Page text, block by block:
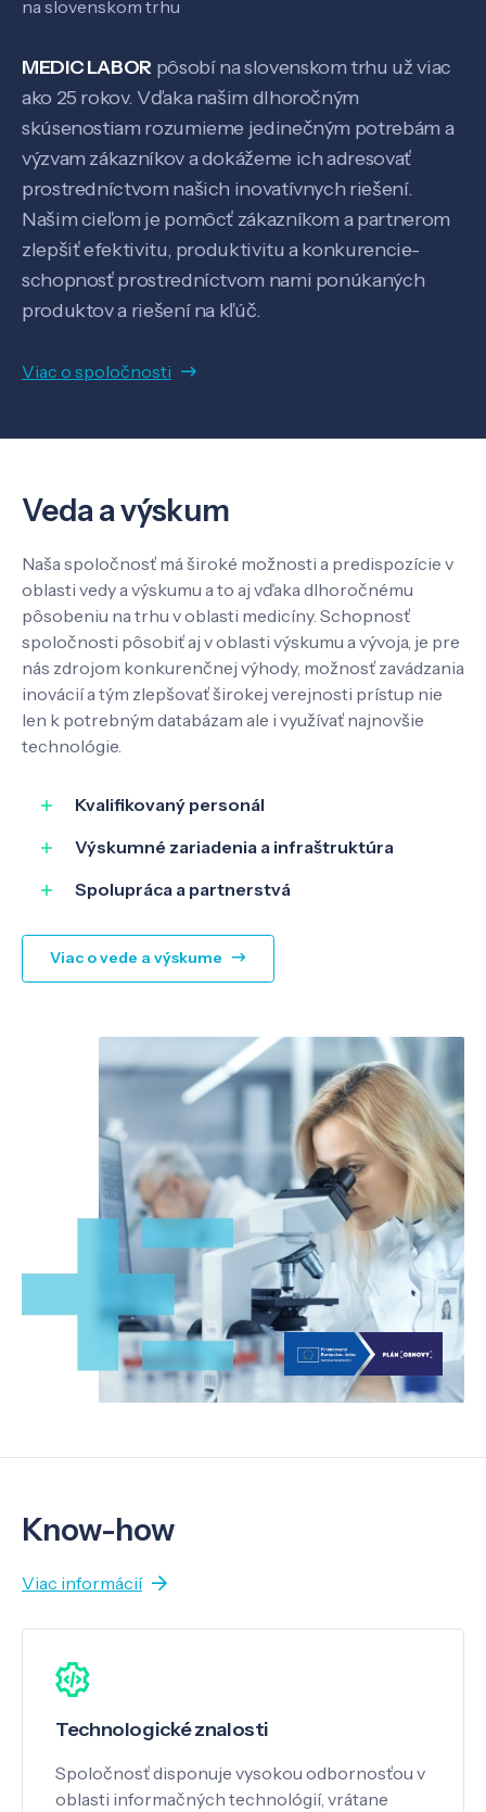
Pôsobenie
Know-how
O nás
Kontakt
na slovenskom trhu
MEDIC LABOR pôsobí na slovenskom trhu už viac
ako 25 rokov. Vďaka našim dlhoročným
skúsenostiam rozumieme jedinečným potrebám a
výzvam zákazníkov a dokážeme ich adresovať
prostredníctvom našich inovatívnych riešení.
Našim cieľom je pomôcť zákazníkom a partnerom
zlepšiť efektivitu, produktivitu a konkurencie-
schopnosť prostredníctvom nami ponúkaných
produktov a riešení na kľúč.
Viac o spoločnosti
Veda a výskum
Naša spoločnosť má široké možnosti a predispozície v
oblasti vedy a výskumu a to aj vďaka dlhoročnému
pôsobeniu na trhu v oblasti medicíny. Schopnosť
spoločnosti pôsobiť aj v oblasti výskumu a vývoja, je pre
nás zdrojom konkurenčnej výhody, možnosť zavádzania
inovácií a tým zlepšovať širokej verejnosti prístup nie
len k potrebným databázam ale i využívať najnovšie
technológie.
Kvalifikovaný personál
Výskumné zariadenia a infraštruktúra
Spolupráca a partnerstvá
Viac o vede a výskume
Know-how
Viac informácií
Technologické znalosti
Spoločnosť disponuje vysokou odbornosťou v
oblasti informačných technológií, vrátane